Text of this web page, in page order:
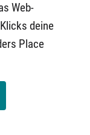
Web-
deine
Place